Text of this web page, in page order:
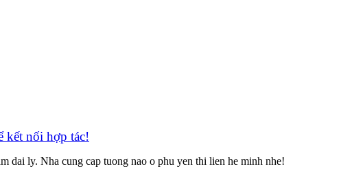
kết nối hợp tác!
dai ly. Nha cung cap tuong nao o phu yen thi lien he minh nhe!